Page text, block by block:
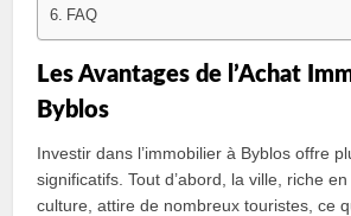
FAQ
Les Avantages de l’Achat
Byblos
Investir dans l’immobilier à Byblos offre
significatifs. Tout d’abord, la ville, riche
culture, attire de nombreux touristes, ce